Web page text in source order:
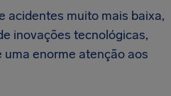
acidentes muito mais baixa,
inovações tecnológicas,
enorme atenção aos